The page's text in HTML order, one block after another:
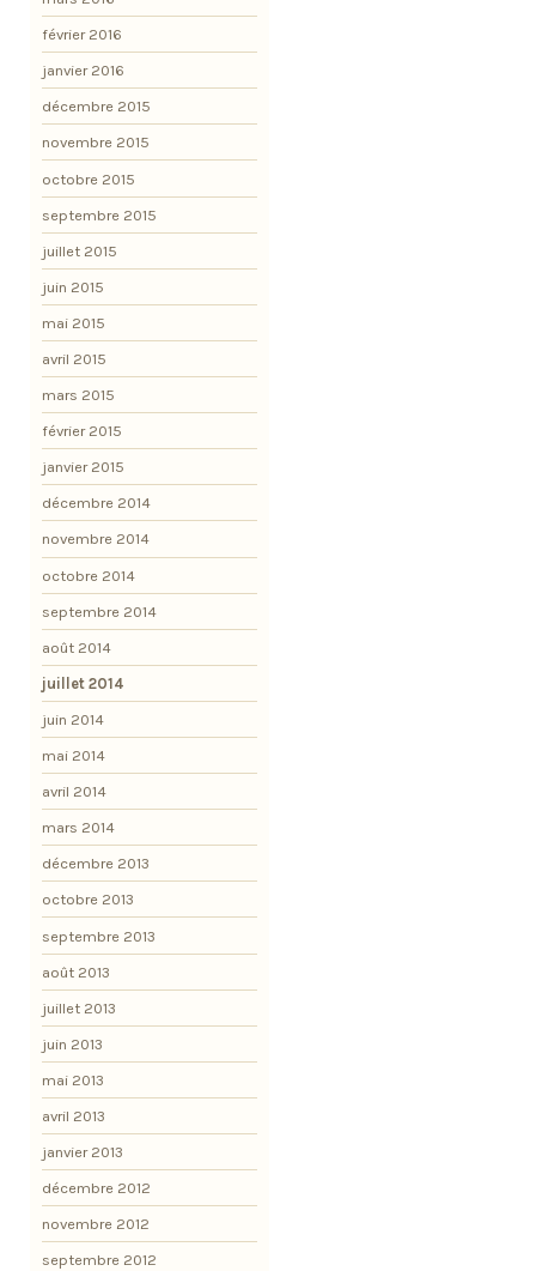
février 2016
janvier 2016
décembre 2015
novembre 2015
octobre 2015
septembre 2015
juillet 2015
juin 2015
mai 2015
avril 2015
mars 2015
février 2015
janvier 2015
décembre 2014
novembre 2014
octobre 2014
septembre 2014
août 2014
juillet 2014
juin 2014
mai 2014
avril 2014
mars 2014
décembre 2013
octobre 2013
septembre 2013
août 2013
juillet 2013
juin 2013
mai 2013
avril 2013
janvier 2013
décembre 2012
novembre 2012
septembre 2012